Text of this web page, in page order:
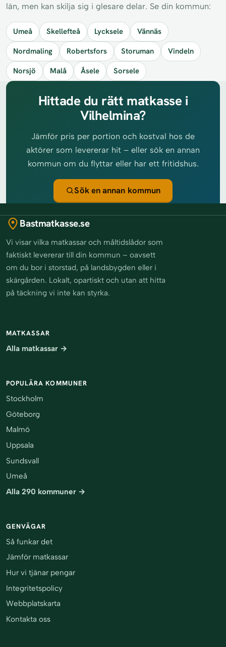
län, men kan skilja sig i glesare delar. Se din kommun:
Umeå Skellefteå Lycksele
Vännäs
Nordmaling
Robertsfors Storuman
Vindeln
Norsjö
Malå Åsele Sorsele
Hittade du rätt matkasse i
Vilhelmina?
Jämför pris per portion och kostval hos de
aktörer som levererar hit – eller sök en annan
kommun om du flyttar eller har ett fritidshus.
Sök en annan kommun
Bastmatkasse.se
Vi visar vilka matkassar och måltidslådor som
faktiskt levererar till din kommun – oavsett
om du bor i storstad, på landsbygden eller i
skärgården. Lokalt, opartiskt och utan att hitta
på täckning vi inte kan styrka.
MATKASSAR
Alla matkassar →
POPULÄRA KOMMUNER
Stockholm
Göteborg
Malmö
Uppsala
Sundsvall
Umeå
Alla 290 kommuner →
GENVÄGAR
Så funkar det
Jämför matkassar
Hur vi tjänar pengar
Integritetspolicy
Webbplatskarta
Kontakta oss